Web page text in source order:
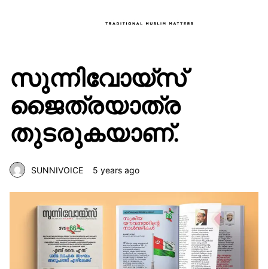
സുന്നിവോയ്‌സ്
ജൈത്രയാത്ര
തുടരുകയാണ്.
SUNNIVOICE 5 years ago